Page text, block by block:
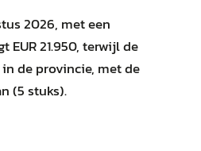
2026, met een
EUR 21.950, terwijl de
de provincie, met de
(5 stuks).